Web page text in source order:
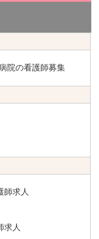
院の看護師募集
求人
求人